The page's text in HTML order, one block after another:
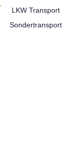
LKW Transport
Sondertransport